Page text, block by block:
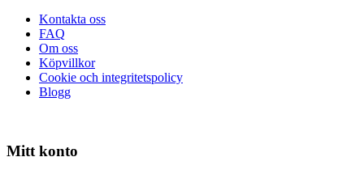
Kontakta oss
FAQ
Om oss
Köpvillkor
Cookie och integritetspolicy
Blogg
Mitt konto